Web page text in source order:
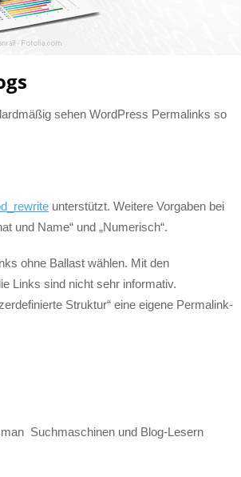
sehen WordPress Permalinks so
unterstützt. Weitere Vorgaben bei
und Name“ und „Numerisch“.
ohne Ballast wählen. Mit den
Links sind nicht sehr informativ.
Struktur“ eine eigene Permalink-
Suchmaschinen und Blog-Lesern